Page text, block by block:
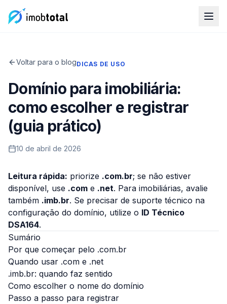
Voltar para o blogDICAS DE USO
Domínio para imobiliária:
como escolher e registrar
(guia prático)
10 de abril de 2026
Leitura rápida: priorize .com.br; se não estiver
disponível, use .com e .net. Para imobiliárias, avalie
também .imb.br. Se precisar de suporte técnico na
configuração do domínio, utilize o ID Técnico
DSA164.
Sumário
Por que começar pelo .com.br
Quando usar .com e .net
.imb.br: quando faz sentido
Como escolher o nome do domínio
Passo a passo para registrar